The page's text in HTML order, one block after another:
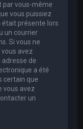
par vous-même
vous puissiez
présente lors
un courrier
Si vous ne
avez
de
a été
certain que
vous avez
un